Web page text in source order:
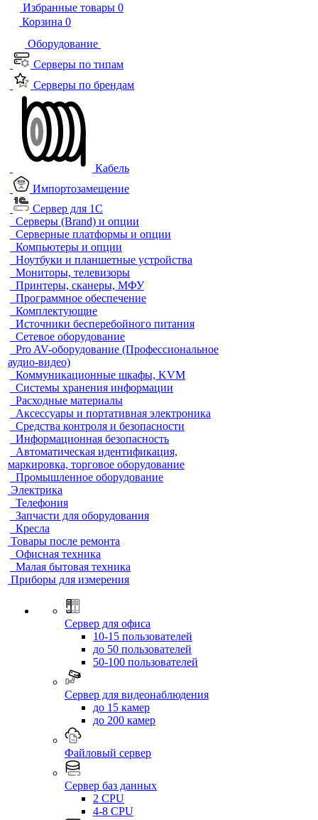
Избранные товары 0
Корзина 0
Оборудование
Серверы по типам
Серверы по брендам
Кабель
Импортозамещение
Сервер для 1С
Серверы (Brand) и опции
Серверные платформы и опции
Компьютеры и опции
Ноутбуки и планшетные устройства
Мониторы, телевизоры
Принтеры, сканеры, МФУ
Программное обеспечение
Комплектующие
Источники бесперебойного питания
Сетевое оборудование
Pro AV-оборудование (Профессиональное
аудио-видео)
Коммуникационные шкафы, KVM
Системы хранения информации
Расходные материалы
Аксессуары и портативная электроника
Средства контроля и безопасности
Информационная безопасность
Автоматическая идентификация,
маркировка, торговое оборудование
Промышленное оборудование
Электрика
Телефония
Запчасти для оборудования
Кресла
Товары после ремонта
Офисная техника
Малая бытовая техника
Приборы для измерения
Сервер для офиса
10-15 пользователей
до 50 пользователей
50-100 пользователей
Сервер для видеонаблюдения
до 15 камер
до 200 камер
Файловый сервер
Сервер баз данных
2 CPU
4-8 CPU